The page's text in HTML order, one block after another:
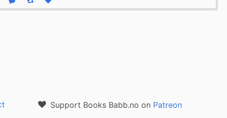
Reply Boost statusLike status
Support Books Babb.no on Patreon